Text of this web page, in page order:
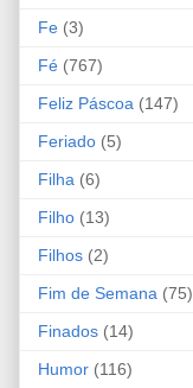
Fe (3)
Fé (767)
Feliz Páscoa (147)
Feriado (5)
Filha (6)
Filho (13)
Filhos (2)
Fim de Semana (75)
Finados (14)
Humor (116)